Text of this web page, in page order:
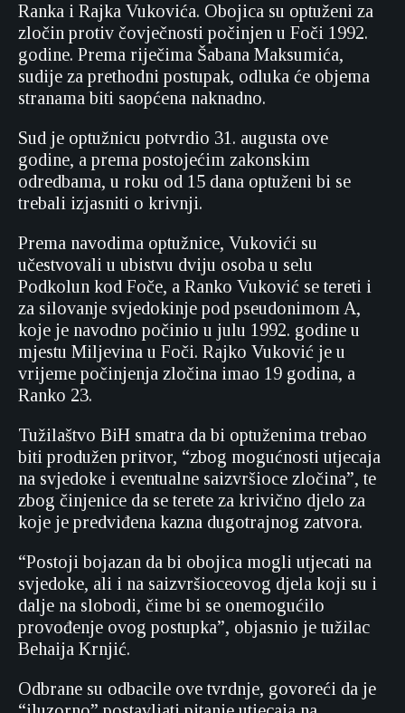
Ranka i Rajka Vukovića. Obojica su optuženi za
zločin protiv čovječnosti počinjen u Foči 1992.
godine. Prema riječima Šabana Maksumića,
sudije za prethodni postupak, odluka će objema
stranama biti saopćena naknadno.
Sud je optužnicu potvrdio 31. augusta ove
godine, a prema postojećim zakonskim
odredbama, u roku od 15 dana optuženi bi se
trebali izjasniti o krivnji.
Prema navodima optužnice, Vukovići su
učestvovali u ubistvu dviju osoba u selu
Podkolun kod Foče, a Ranko Vuković se tereti i
za silovanje svjedokinje pod pseudonimom A,
koje je navodno počinio u julu 1992. godine u
mjestu Miljevina u Foči. Rajko Vuković je u
vrijeme počinjenja zločina imao 19 godina, a
Ranko 23.
Tužilaštvo BiH smatra da bi optuženima trebao
biti produžen pritvor, “zbog mogućnosti utjecaja
na svjedoke i eventualne saizvršioce zločina”, te
zbog činjenice da se terete za krivično djelo za
koje je predviđena kazna dugotrajnog zatvora.
“Postoji bojazan da bi obojica mogli utjecati na
svjedoke, ali i na saizvršioceovog djela koji su i
dalje na slobodi, čime bi se onemogućilo
provođenje ovog postupka”, objasnio je tužilac
Behaija Krnjić.
Odbrane su odbacile ove tvrdnje, govoreći da je